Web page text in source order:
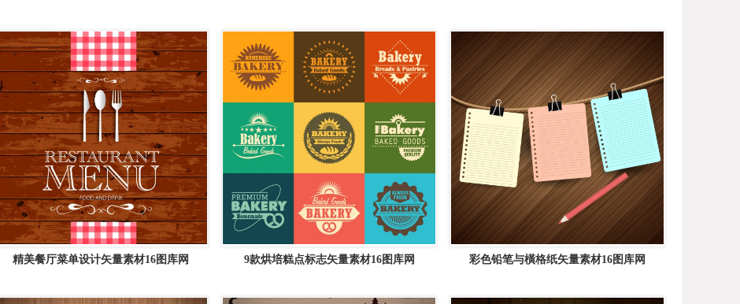
精美餐厅菜单设计矢量素材16图库网 9款烘培糕点标志矢量素材16图库网 彩色铅笔与橫格纸矢量素材16图库网